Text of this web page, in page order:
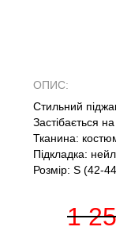
ОПИС:
Стильний
Застібається
Тканина:
Підкладка:
Розмір: S (42-
1